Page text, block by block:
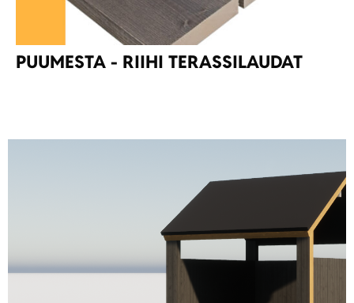
PUUMESTA - RIIHI TERASSILAUDAT